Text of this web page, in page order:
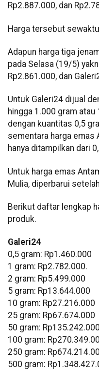
Rp2.887.000, dan
Harga tersebut
Adapun harga tiga
pada Selasa (19/5)
Rp2.861.000, dan
Untuk Galeri24 dijual
hingga 1.000 gram atau
dengan kuantitas 0,5
sementara harga emas
hanya ditampilkan dari
Untuk harga emas
Mulia, diperbarui
Berikut daftar lengkap
produk.
Galeri24
0,5 gram: Rp1.460.000
1 gram: Rp2.782.000.
‎2 gram: Rp5.499.000
‎5 gram: Rp13.644.000
‎10 gram: Rp27.216.000
‎25 gram: Rp67.674.000
‎50 gram: Rp135.242.000
‎100 gram:
‎250 gram:
‎500 gram: